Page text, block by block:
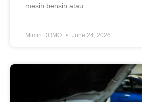
mesin bensin atau
Mimin DOMO June 24, 2026